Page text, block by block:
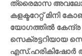
ത്രൈമാസ
കളക്ടറേറ്റ് മിനി
യോഗത്തില്‍ കേന്ദ്ര
സെക്രട്ടറിയായ
എസ്.ഹരികിഷോര്‍